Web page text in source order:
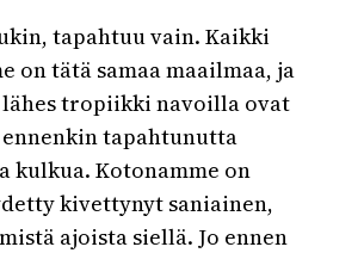
tapahtuu vain. Kaikki
on tätä samaa maailmaa, ja
tropiikki navoilla ovat
tapahtunutta
kulkua. Kotonamme on
kivettynyt saniainen,
ajoista siellä. Jo ennen